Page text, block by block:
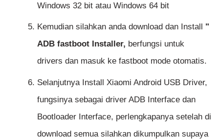
Windows 32 bit atau Windows 64 bit
Kemudian silahkan anda download dan Install "
ADB fastboot Installer, berfungsi untuk
drivers dan masuk ke fastboot mode otomatis.
Selanjutnya Install Xiaomi Android USB Driver,
fungsinya sebagai driver ADB Interface dan
Bootloader Interface, perlengkapanya setelah di
download semua silahkan dikumpulkan supaya